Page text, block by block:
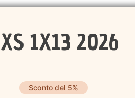
1X13 2026
Sconto del 5%